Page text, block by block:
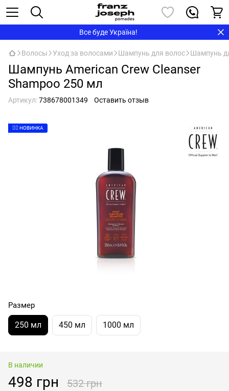
Все буде Україна!
Волосы Уход за волосами Шампунь для волос Шампунь
Шампунь American Crew Cleanser
Shampoo 250 мл
Артикул:738678001349 Оставить отзыв
👉🏻 НОВИНКА
Размер
250 мл 450 мл 1000 мл
В наличии
498 грн 532 грн